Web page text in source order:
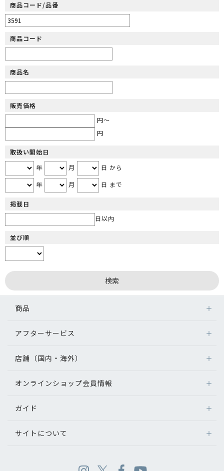
商品コード/品番
商品コード
商品名
販売価格
円～
円
取扱い開始日
年
月
日 から
年
月 日 まで
掲載日
日以内
並び順
商品
アフターサービス
店舗（国内・海外）
オンラインショップ会員情報
ガイド
サイトについて